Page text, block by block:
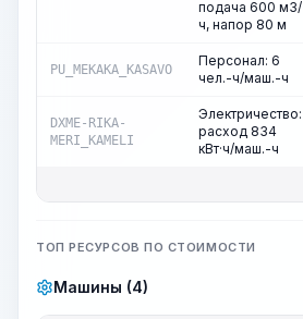
подача 600 м3/
ч, напор 80 м
PU_MEKAKA_KASAVO
Персонал: 6
чел.-ч/маш.-ч
DXME-RIKA-
MERI_KAMELI
Электричество:
расход 834
кВт·ч/маш.-ч
ТОП РЕСУРСОВ ПО СТОИМОСТИ
Машины (4)